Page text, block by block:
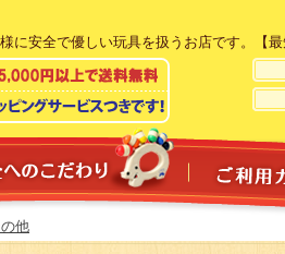
に安全で優しい玩具を扱うお店です。【最
他